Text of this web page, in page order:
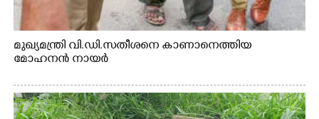
മുഖ്യമന്ത്രി വി.ഡി.സതീശനെ കാണാനെത്തിയ
മോഹനൻ നായർ